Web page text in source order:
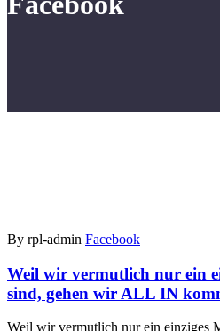
By rpl-admin Facebook
Weil wir vermutlich nur ein
sind, gehen wir ALL IN
Weil wir vermutlich nur ein einziges